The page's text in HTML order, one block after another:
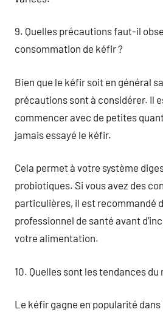
9. Quelles précautions faut-il
consommation de kéfir ?
Bien que le kéfir soit en général
précautions sont à considérer. Il
commencer avec de petites
jamais essayé le kéfir.
Cela permet à votre système
probiotiques. Si vous avez des
particulières, il est recommandé
professionnel de santé avant
votre alimentation.
10. Quelles sont les tendances
Le kéfir gagne en popularité